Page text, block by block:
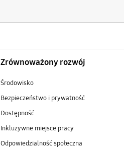
Zrównoważony rozwój
Środowisko
Bezpieczeństwo i prywatność
Dostępność
Inkluzywne miejsce pracy
Odpowiedzialność społeczna